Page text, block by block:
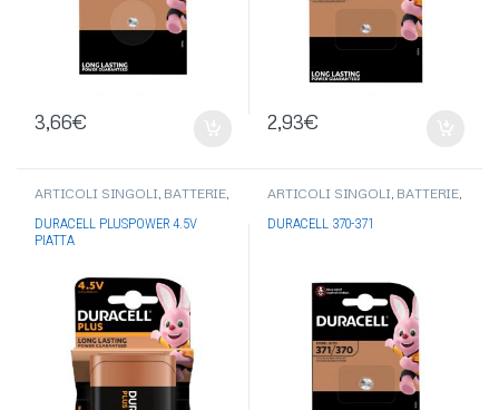
3,66€ 2,93€
ARTICOLI SINGOLI BATTERIE
DURACELL PLUSPOWER 4.5V
PIATTA
ARTICOLI SINGOLI BATTERIE
ACUSTICHE,BATTERIE
DURACELL
DURACELL 370-371